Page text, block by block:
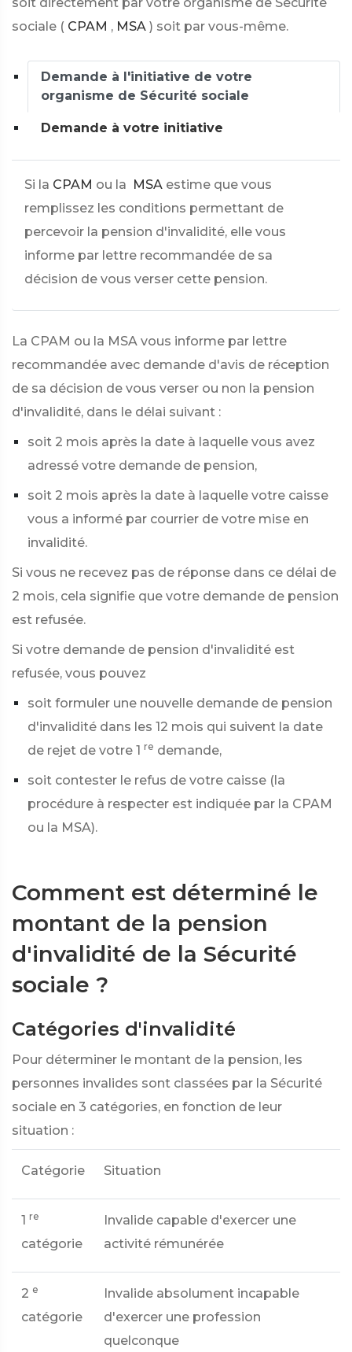
sociale ( CPAM , MSA ) soit par vous-même.
Demande à l'initiative de votre
organisme de Sécurité sociale
Demande à votre initiative
Si la CPAM ou la MSA estime que vous
remplissez les conditions permettant de
percevoir la pension d'invalidité, elle vous
informe par lettre recommandée de sa
décision de vous verser cette pension.
La CPAM ou la MSA vous informe par lettre
recommandée avec demande d'avis de réception
de sa décision de vous verser ou non la pension
d'invalidité, dans le délai suivant :
soit 2 mois après la date à laquelle vous avez
adressé votre demande de pension,
soit 2 mois après la date à laquelle votre caisse
vous a informé par courrier de votre mise en
invalidité.
Si vous ne recevez pas de réponse dans ce délai de
2 mois, cela signifie que votre demande de pension
est refusée.
Si votre demande de pension d'invalidité est
refusée, vous pouvez
soit formuler une nouvelle demande de pension
d'invalidité dans les 12 mois qui suivent la date
de rejet de votre 1 re demande,
soit contester le refus de votre caisse (la
procédure à respecter est indiquée par la CPAM
ou la MSA).
Comment est déterminé le
montant de la pension
d'invalidité de la Sécurité
sociale ?
Catégories d'invalidité
Pour déterminer le montant de la pension, les
personnes invalides sont classées par la Sécurité
sociale en 3 catégories, en fonction de leur
situation :
Catégorie Situation
1 re
catégorie
Invalide capable d'exercer une
activité rémunérée
2 e
catégorie
Invalide absolument incapable
d'exercer une profession
quelconque